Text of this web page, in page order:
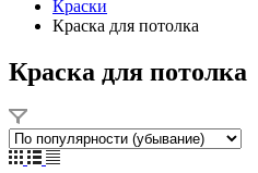
Краски
Краска для потолка
Краска для потолка